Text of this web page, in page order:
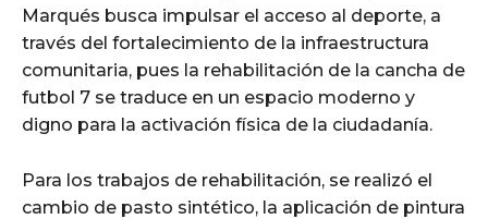
Marqués busca impulsar el acceso al deporte, a
través del fortalecimiento de la infraestructura
comunitaria, pues la rehabilitación de la cancha de
futbol 7 se traduce en un espacio moderno y
digno para la activación física de la ciudadanía.
Para los trabajos de rehabilitación, se realizó el
cambio de pasto sintético, la aplicación de pintura